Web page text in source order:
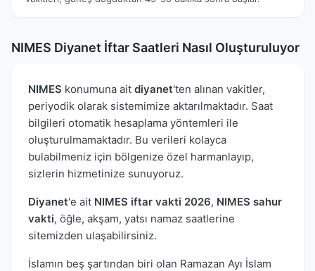
NIMES Diyanet İftar Saatleri Nasıl Oluşturuluyor
NIMES konumuna ait diyanet'ten alınan vakitler,
periyodik olarak sistemimize aktarılmaktadır. Saat
bilgileri otomatik hesaplama yöntemleri ile
oluşturulmamaktadır. Bu verileri kolayca
bulabilmeniz için bölgenize özel harmanlayıp,
sizlerin hizmetinize sunuyoruz.
Diyanet'e ait NIMES iftar vakti 2026, NIMES sahur
vakti, öğle, akşam, yatsı namaz saatlerine
sitemizden ulaşabilirsiniz.
İslamın beş şartından biri olan Ramazan Ayı İslam